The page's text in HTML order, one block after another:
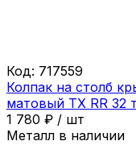
Код: 717559
Колпак на столб
матовый ТХ RR 32
1 780 ₽ / шт
Металл в наличии